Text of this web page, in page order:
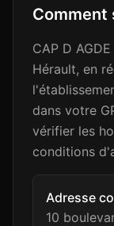
Comment
CAP D
Hérault, en
dans votre
vérifier les
conditions
Adresse
10